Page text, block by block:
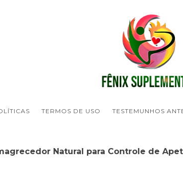
TERMOS DE USO TESTEMUNHOS
Natural para Controle de